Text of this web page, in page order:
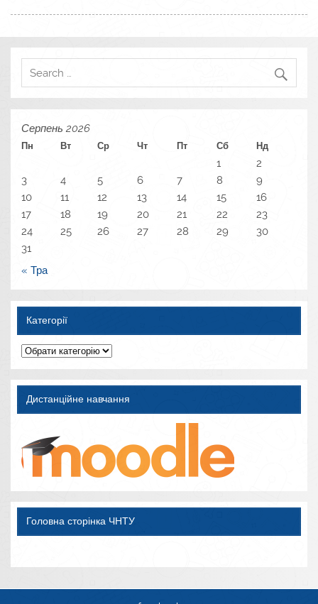
Серпень 2026
Пн Вт Ср Чт Пт Сб Нд
« Тра
1
2
3
4 5 6 7 8
9
10
11 12 13 14 15
16
17
18 19 20 21 22
23
24
25 26 27 28 29
30
31
Категорії
Категорії
Дистанційне навчання
Головна сторінка ЧНТУ